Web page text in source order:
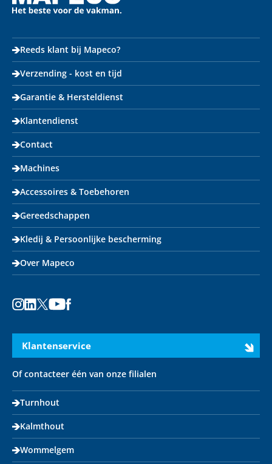
Reeds klant bij Mapeco?
Verzending - kost en tijd
Garantie & Hersteldienst
Klantendienst
Contact
Machines
Accessoires & Toebehoren
Gereedschappen
Kledij & Persoonlijke bescherming
Over Mapeco
Klantenservice
Of contacteer één van onze filialen
Turnhout
Kalmthout
Wommelgem